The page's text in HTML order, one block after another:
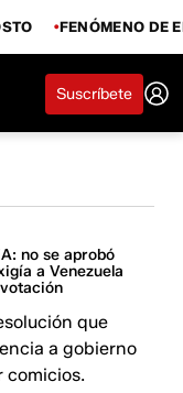
FENÓMENO DE
Suscríbete
no se aprobó
a Venezuela
que
a gobierno
comicios.